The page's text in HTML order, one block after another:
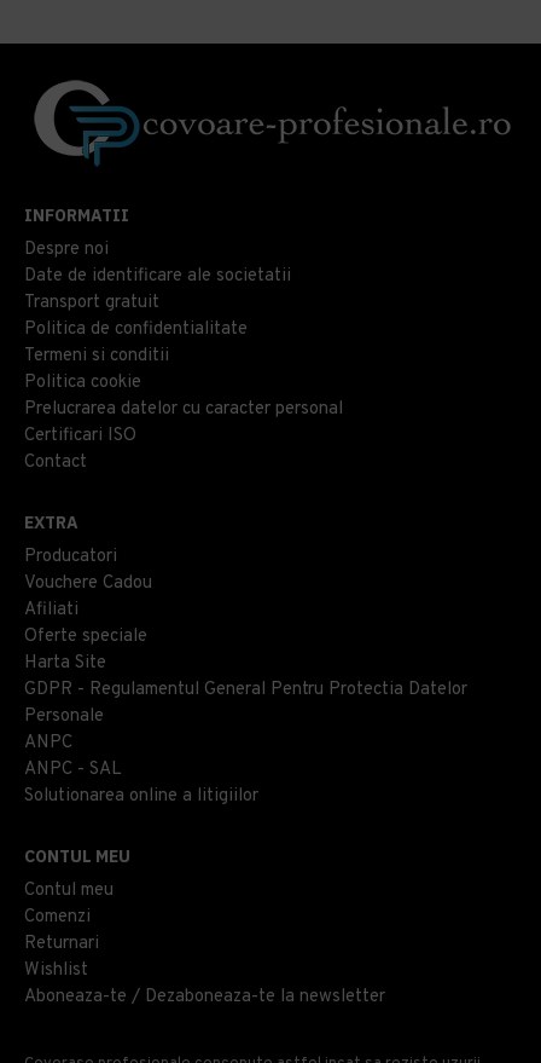
INFORMATII
Despre noi
Date de identificare ale societatii
Transport gratuit
Politica de confidentialitate
Termeni si conditii
Politica cookie
Prelucrarea datelor cu caracter personal
Certificari ISO
Contact
EXTRA
Producatori
Vouchere Cadou
Afiliati
Oferte speciale
Harta Site
GDPR - Regulamentul General Pentru Protectia Datelor
Personale
ANPC
ANPC - SAL
Solutionarea online a litigiilor
CONTUL MEU
Contul meu
Comenzi
Returnari
Wishlist
Aboneaza-te / Dezaboneaza-te la newsletter